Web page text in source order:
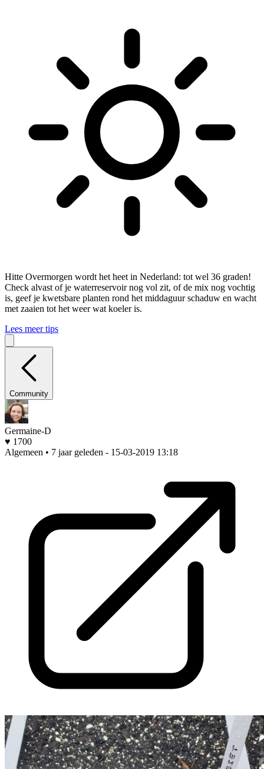
Hitte Overmorgen wordt het heet in Nederland: tot wel 36 graden!
Check alvast of je waterreservoir nog vol zit, of de mix nog vochtig
is, geef je kwetsbare planten rond het middaguur schaduw en wacht
met zaaien tot het weer wat koeler is.
Lees meer tips
Community
Germaine-D
♥ 1700
Algemeen • 7 jaar geleden - 15-03-2019 13:18